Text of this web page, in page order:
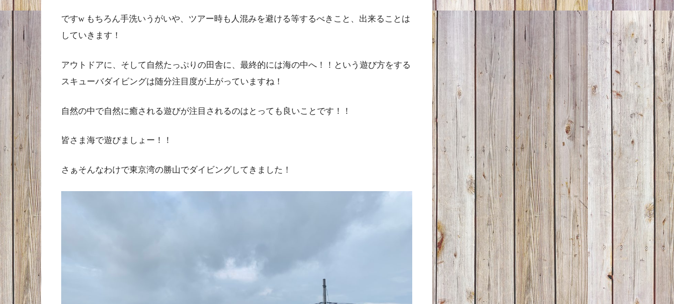
ですw もちろん手洗いうがいや、ツアー時も人混みを避ける等するべきこと、出来ることは
していきます！
アウトドアに、そして自然たっぷりの田舎に、最終的には海の中へ！！という遊び方をする
スキューバダイビングは随分注目度が上がっていますね！
自然の中で自然に癒される遊びが注目されるのはとっても良いことです！！
皆さま海で遊びましょー！！
さぁそんなわけで東京湾の勝山でダイビングしてきました！